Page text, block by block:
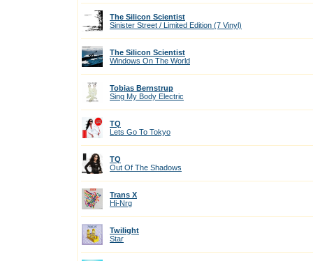
The Silicon Scientist
Sinister Street / Limited Edition (7 Vinyl)
The Silicon Scientist
Windows On The World
Tobias Bernstrup
Sing My Body Electric
TQ
Lets Go To Tokyo
TQ
Out Of The Shadows
Trans X
Hi-Nrg
Twilight
Star